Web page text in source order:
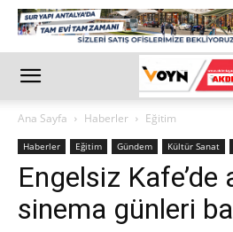
Ana Sayfa Haberler Eğitim
Haberler Eğitim Gündem Kültür Sanat
Engelsiz Kafe’de
sinema günleri